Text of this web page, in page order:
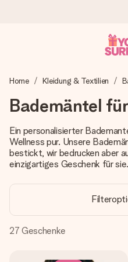
Wir bereiten dein
überreichen kannst, wenn
4,8 (basierend auf
4,8 bei Google Reviews
Home Kleidung & Textilien
Bademäntel
Ein personalisierter
Wellness pur. Unsere
bestickt, wir bedrucken aber
einzigartiges Geschenk für sie.
27 Geschenke